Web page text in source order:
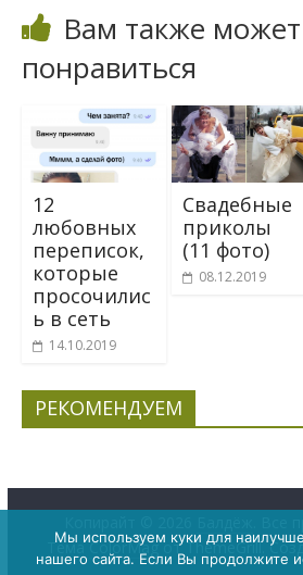
Вам также может
понравиться
12
любовных
переписок,
которые
просочилис
ь в сеть
14.10.2019
Свадебные
приколы
(11 фото)
08.12.2019
РЕКОМЕНДУЕМ
ТемаColorMagот ThemeGrill.
Мы используем куки для
нашего сайта. Если Вы продолжите